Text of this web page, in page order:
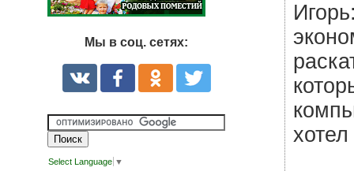
Мы в соц. сетях:
Select Language ▼